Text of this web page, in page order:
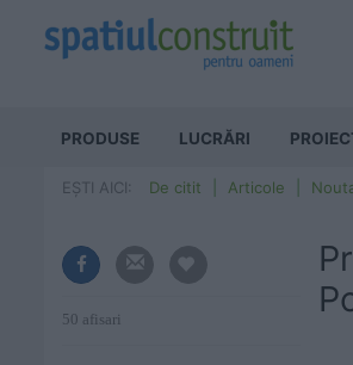
PRODUSE LUCRĂRI
EȘTI AICI: De citit Articole
50 afisari